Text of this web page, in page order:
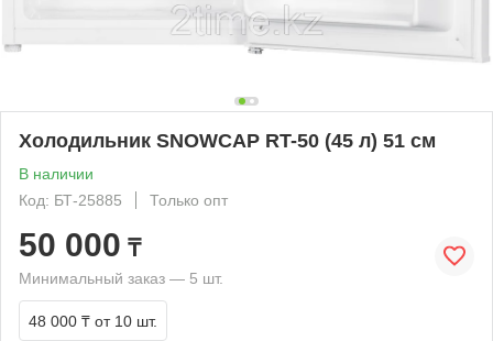
Холодильник SNOWCAP RT-50 (45 л) 51 см
В наличии
Код: БТ-25885
Только опт
50 000 ₸
Минимальный заказ — 5 шт.
48 000 ₸ от 10 шт.